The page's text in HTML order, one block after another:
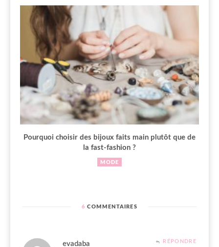
Pourquoi choisir des bijoux faits main plutôt que de
la fast-fashion ?
MODE
6 COMMENTAIRES
evadaba RÉPONDRE